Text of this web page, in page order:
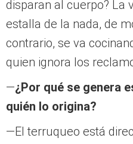
disparan al cuerpo? La
estalla de la nada, de
contrario, se va
quien ignora los
—¿Por qué se genera
quién lo origina?
—El terruqueo está